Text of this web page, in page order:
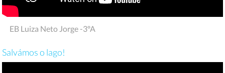
EB Luiza Neto Jorge -3ºA
Salvámos o lago!